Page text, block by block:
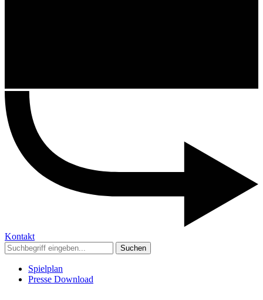
Kontakt
Suchen
Spielplan
Presse Download